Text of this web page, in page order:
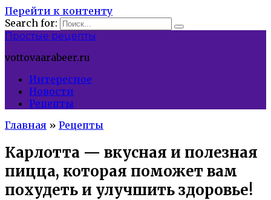
Перейти к контенту
Search for:
Простые рецепты
vottovaarabeer.ru
Интересное
Новости
Рецепты
Главная » Рецепты
Карлотта — вкусная и полезная
пицца, которая поможет вам
похудеть и улучшить здоровье!